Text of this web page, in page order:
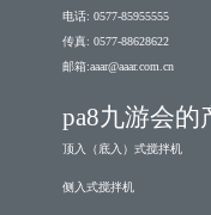
电话: 0577-85955555
传真: 0577-88628622
邮箱:aaar@aaar.com.cn
pa8九游会的
顶入（底入）式搅拌机
侧入式搅拌机